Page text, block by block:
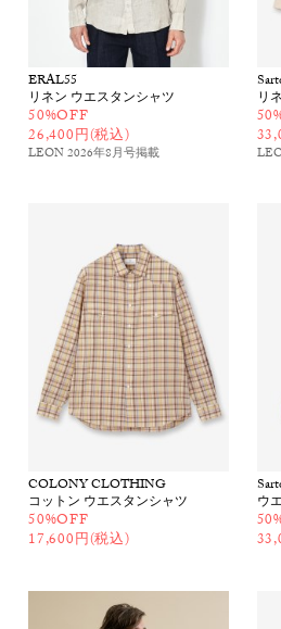
ERAL55
リネン ウエスタンシャツ
50%OFF
26,400円(税込)
LEON 2026年8月号掲載
リ
COLONY CLOTHING
コットン ウエスタンシャツ
50%OFF
17,600円(税込)
ウ